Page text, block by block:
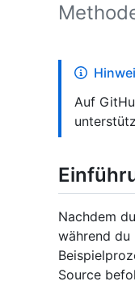
Auf
Nachdem
während du
Source